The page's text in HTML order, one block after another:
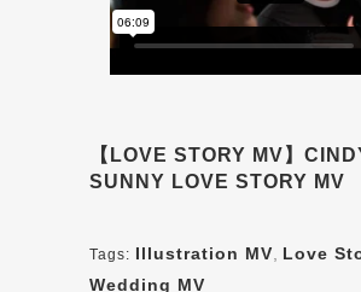
【LOVE STORY MV】
SUNNY LOVE STORY MV
Tags: Illustration MV Love
Wedding MV